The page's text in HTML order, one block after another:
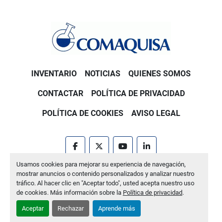
Usamos cookies para mejorar su experiencia de navegación,
mostrar anuncios o contenido personalizados y analizar nuestro
tráfico. Al hacer clic en "Aceptar todo", usted acepta nuestro uso
de cookies. Más información sobre la Política de privacidad.
Aceptar Rechazar Aprende más
INVENTARIO NOTICIAS QUIENES SOMOS
CONTACTAR POLÍTICA DE PRIVACIDAD
POLÍTICA DE COOKIES AVISO LEGAL
facebooktwitter youtubelinkedin
Machinio Systemsitio web deMachinio
Administrar cookies